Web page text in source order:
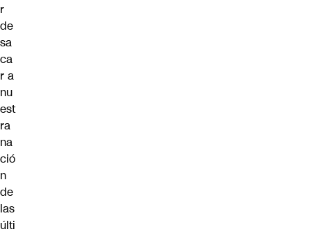
r
de
sa
ca
r a
nu
est
ra
na
ció
n
de
las
últi